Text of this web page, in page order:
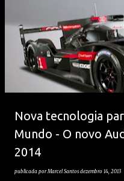
Nova tecnologia
Mundo - O novo
2014
publicada porMarcel Santos dezembro 14, 2013